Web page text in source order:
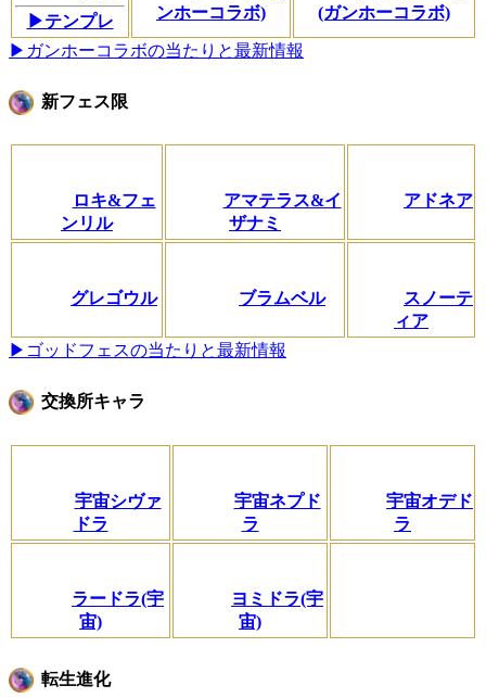
▶テンプレ
ンホーコラボ)
(ガンホーコラボ)
▶ガンホーコラボの当たりと最新情報
新フェス限
ロキ&フェ
ンリル
アマテラス&イ
ザナミ
アドネア
グレゴウル ブラムベル
スノーテ
ィア
▶ゴッドフェスの当たりと最新情報
交換所キャラ
宇宙シヴァ
ドラ
宇宙ネプド
ラ
宇宙オデド
ラ
ラードラ(宇
宙)
ヨミドラ(宇
宙)
転生進化